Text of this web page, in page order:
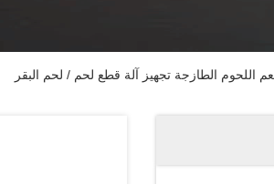
اللحوم الطازجة تجهيز آلة قطع لحم / لحم البقر